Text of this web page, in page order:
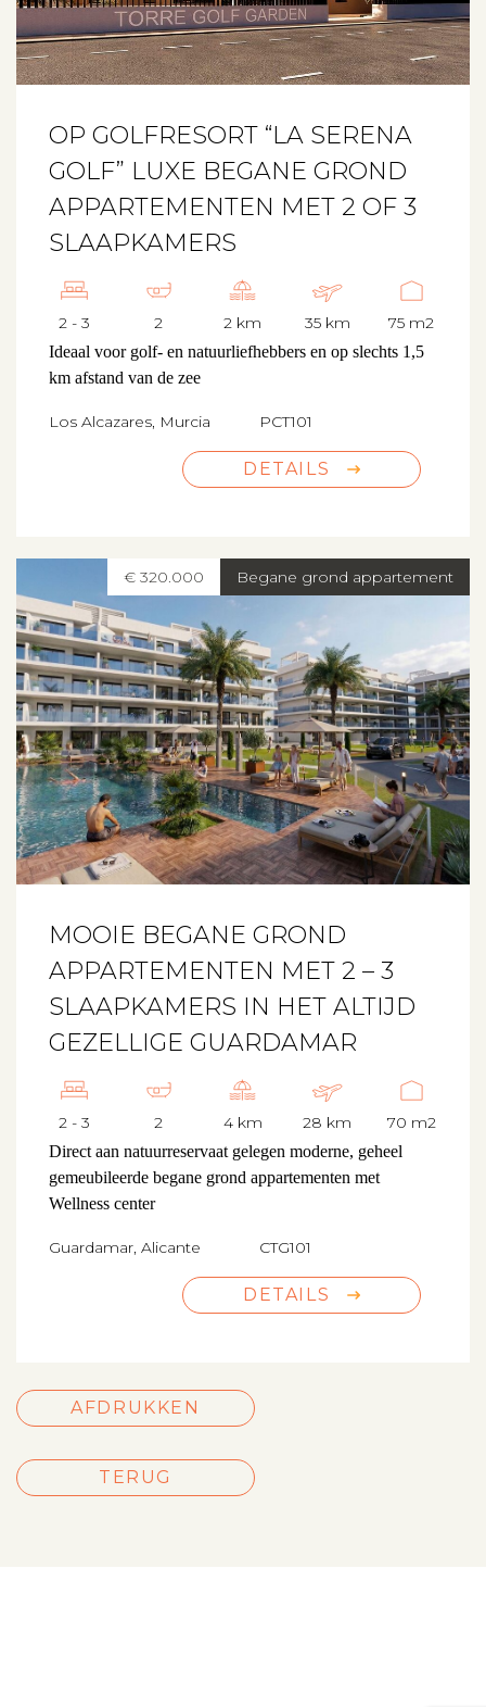
OP GOLFRESORT “LA SERENA
GOLF” LUXE BEGANE GROND
APPARTEMENTEN MET 2 OF 3
SLAAPKAMERS
2 - 3 2 2 km 35 km 75 m2
Ideaal voor golf- en natuurliefhebbers en op slechts 1,5
km afstand van de zee
Los Alcazares, Murcia PCT101
DETAILS
Begane grond appartement
€ 320.000
MOOIE BEGANE GROND
APPARTEMENTEN MET 2 – 3
SLAAPKAMERS IN HET ALTIJD
GEZELLIGE GUARDAMAR
2 - 3 2 4 km 28 km 70 m2
Direct aan natuurreservaat gelegen moderne, geheel
gemeubileerde begane grond appartementen met
Wellness center
Guardamar, Alicante CTG101
DETAILS
AFDRUKKEN
TERUG